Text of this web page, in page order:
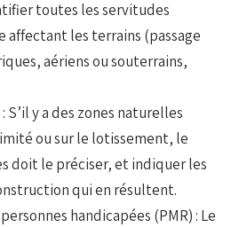
toutes les servitudes
les terrains (passage
aériens ou souterrains,
S’il y a des zones naturelles
ou sur le lotissement, le
doit le préciser, et indiquer les
qui en résultent.
handicapées (PMR) : Le